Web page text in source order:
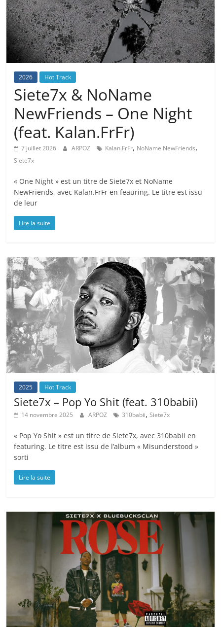
2026 Hot Track
Siete7x & NoName
NewFriends – One Night
(feat. Kalan.FrFr)
7 juillet 2026 ARPOZ Kalan.FrFr, NoName NewFriends,
Siete7x
« One Night » est un titre de Siete7x et NoName
NewFriends, avec Kalan.FrFr en feauring. Le titre est issu
de leur
Lire la suite
2025 Hot Track
Siete7x – Pop Yo Shit (feat. 310babii)
14 novembre 2025 ARPOZ 310babii,Siete7x
« Pop Yo Shit » est un titre de Siete7x, avec 310babii en
featuring. Le titre est issu de l’album « Misunderstood »
sorti
Lire la suite